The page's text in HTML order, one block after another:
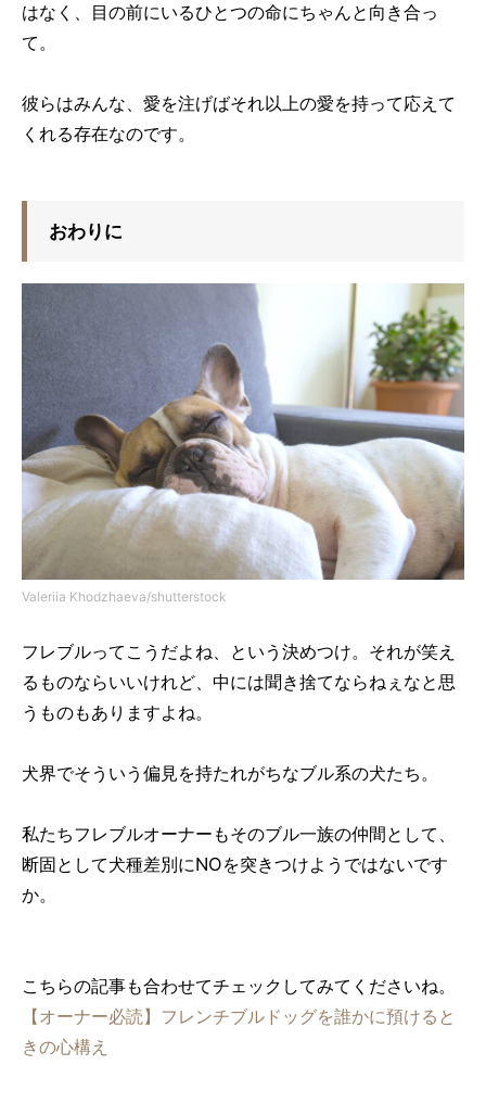
はなく、目の前にいるひとつの命にちゃんと向き合っ
て。
彼らはみんな、愛を注げばそれ以上の愛を持って応えて
くれる存在なのです。
おわりに
Valeriia Khodzhaeva/shutterstock
フレブルってこうだよね、という決めつけ。それが笑え
るものならいいけれど、中には聞き捨てならねぇなと思
うものもありますよね。
犬界でそういう偏見を持たれがちなブル系の犬たち。
私たちフレブルオーナーもそのブル一族の仲間として、
断固として犬種差別にNOを突きつけようではないです
か。
こちらの記事も合わせてチェックしてみてくださいね。
【オーナー必読】フレンチブルドッグを誰かに預けると
きの心構え